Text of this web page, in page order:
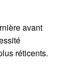
avant
réticents.